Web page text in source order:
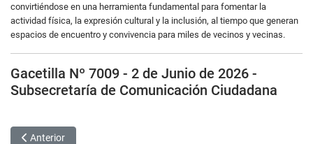
convirtiéndose en una herramienta fundamental para fomentar la
actividad física, la expresión cultural y la inclusión, al tiempo que generan
espacios de encuentro y convivencia para miles de vecinos y vecinas.
Gacetilla Nº 7009 - 2 de Junio de 2026 -
Subsecretaría de Comunicación Ciudadana
Artículo anterior: Convocatoria abierta para ingresar a la Guardia
Anterior